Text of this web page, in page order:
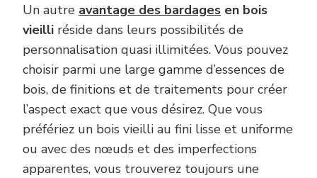
Un autre avantage des bardages en bois
vieilli réside dans leurs possibilités de
personnalisation quasi illimitées. Vous pouvez
choisir parmi une large gamme d’essences de
bois, de finitions et de traitements pour créer
l’aspect exact que vous désirez. Que vous
préfériez un bois vieilli au fini lisse et uniforme
ou avec des nœuds et des imperfections
apparentes, vous trouverez toujours une